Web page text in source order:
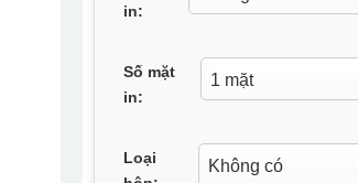
in:
Số mặt
in:
Loại